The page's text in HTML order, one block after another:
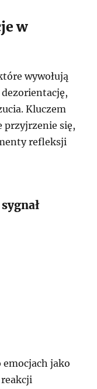
w
wywołują
Kluczem
przyjrzenie się,
refleksji
emocjach jako